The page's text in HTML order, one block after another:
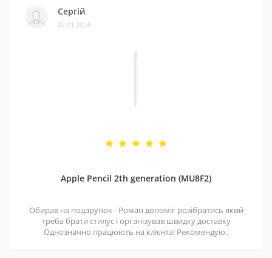
Сергій
02.01.2024
Apple Pencil 2th generation (MU8F2)
Обирав на подарунок - Роман допоміг розібратись який
треба брати стилус і організував швидку доставку
Однозначно працюють на клієнта! Рекомендую..